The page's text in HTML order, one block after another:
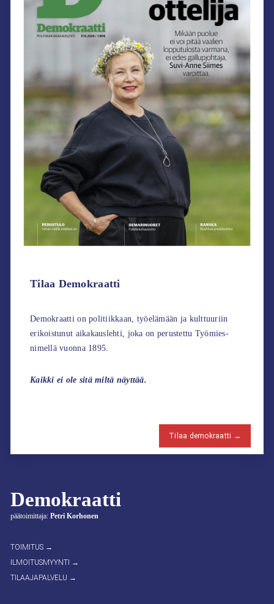
Demokraatti
päätoimittaja: Petri Korhonen
TOIMITUS →
ILMOITUSMYYNTI →
TILAAJAPALVELU →
Tilaa Demokraatti
Demokraatti on politiikkaan, työelämään ja kulttuuriin
erikoistunut aikakauslehti, joka on perustettu Työmies-
nimellä vuonna 1895.
Kaikki ei ole sitä miltä näyttää.
Tilaa demokraatti →